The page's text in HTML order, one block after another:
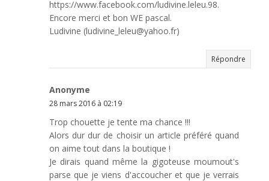
https://www.facebook.com/ludivine.leleu.98.
Encore merci et bon WE pascal.
Ludivine (ludivine_leleu@yahoo.fr)
Répondre
Anonyme
28 mars 2016 à 02:19
Trop chouette je tente ma chance !!!
Alors dur dur de choisir un article préféré quand
on aime tout dans la boutique !
Je dirais quand même la gigoteuse moumout's
parse que je viens d'accoucher et que je verrais